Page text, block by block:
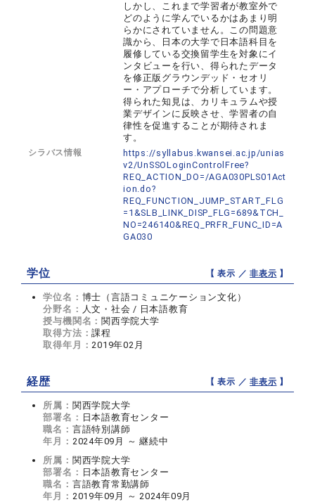
しかし、これまで学習者が教室外で
どのように学んでいるかはあまり明
らかにされていません。この問題意
識から、日本の大学で日本語科目を
履修している交換留学生を対象にイ
ンタビューを行い、得られたデータ
を修正版グラウンデッド・セオリ
ー・アプローチで分析しています。
得られた知見は、カリキュラムや授
業デザインに反映させ、学習者の自
律性を促進することが期待されま
す。
シラバス情報
https://syllabus.kwansei.ac.jp/unias
v2/UnSSOLoginControlFree?
REQ_ACTION_DO=/AGA030PLS01Act
ion.do?
REQ_FUNCTION_JUMP_START_FLG
=1&SLB_LINK_DISP_FLG=689&TCH_
NO=246140&REQ_PRFR_FUNC_ID=A
GA030
学位 【 表示 ／非表示 】
学位名： 博士（言語コミュニケーション文化）
分野名： 人文・社会 / 日本語教育
授与機関名： 関西学院大学
取得方法：課程
取得年月：2019年02月
経歴 【 表示 ／非表示 】
所属： 関西学院大学
部署名： 日本語教育センター
職名： 言語特別講師
年月： 2024年09月 ～ 継続中
所属： 関西学院大学
部署名： 日本語教育センター
職名： 言語教育常勤講師
年月： 2019年09月 ～ 2024年09月